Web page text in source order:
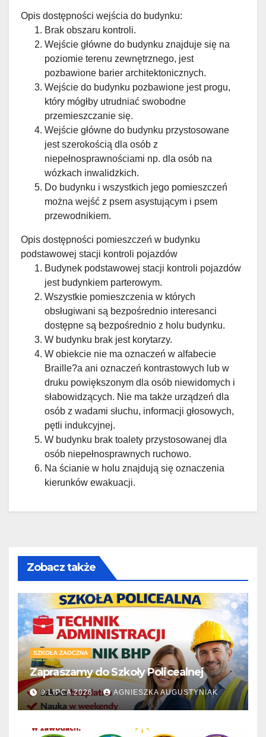
Opis dostępności wejścia do budynku:
Brak obszaru kontroli.
Wejście główne do budynku znajduje się na
poziomie terenu zewnętrznego, jest
pozbawione barier architektonicznych.
Wejście do budynku pozbawione jest progu,
który mógłby utrudniać swobodne
przemieszczanie się.
Wejście główne do budynku przystosowane
jest szerokością dla osób z
niepełnosprawnościami np. dla osób na
wózkach inwalidzkich.
Do budynku i wszystkich jego pomieszczeń
można wejść z psem asystującym i psem
przewodnikiem.
Opis dostępności pomieszczeń w budynku
podstawowej stacji kontroli pojazdów
Budynek podstawowej stacji kontroli pojazdów
jest budynkiem parterowym.
Wszystkie pomieszczenia w których
obsługiwani są bezpośrednio interesanci
dostępne są bezpośrednio z holu budynku.
W budynku brak jest korytarzy.
W obiekcie nie ma oznaczeń w alfabecie
Braille?a ani oznaczeń kontrastowych lub w
druku powiększonym dla osób niewidomych i
słabowidzących. Nie ma także urządzeń dla
osób z wadami słuchu, informacji głosowych,
pętli indukcyjnej.
W budynku brak toalety przystosowanej dla
osób niepełnosprawnych ruchowo.
Na ścianie w holu znajdują się oznaczenia
kierunków ewakuacji.
Zobacz także
SZKOŁA ZAOCZNA
Zapraszamy do Szkoły Policealnej
9 LIPCA 2026 AGNIESZKA AUGUSTYNIAK